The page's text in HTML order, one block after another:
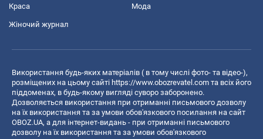
Краса Мода
Жіночий журнал
Використання будь-яких матеріалів ( в тому числі фото- та відео-),
розміщених на цьому сайті https://www.obozrevatel.com та всіх його
піддоменах, в будь-якому вигляді суворо заборонено.
Дозволяється використання при отриманні письмового дозволу
на їх використання та за умови обов'язкового посилання на сайт
OBOZ.UA, а для інтернет-видань - при отриманні письмового
дозволу на їх використання та за умови обов'язкового